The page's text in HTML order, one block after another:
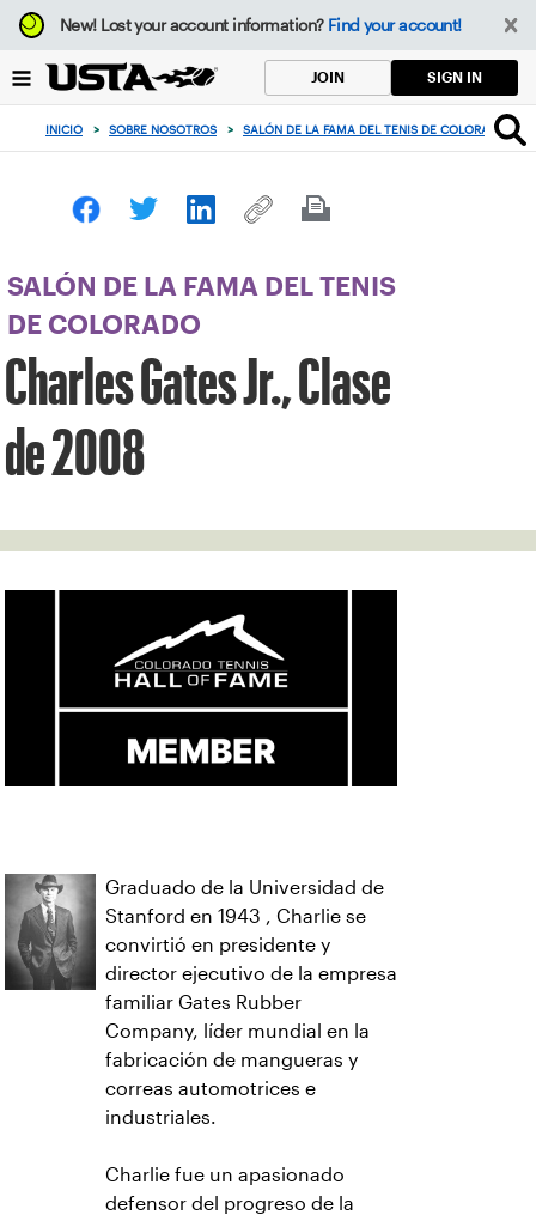
Enfoque
desde
botón
volver
principio
New!Lost your account information? Find your account!
JOIN SIGN IN
INICIO > SOBRE NOSOTROS > SALÓN DE LA FAMA DEL TENIS DE COLORADO >
SALÓN DE LA FAMA DEL TENIS
DE COLORADO
Charles Gates Jr., Clase
de 2008
Graduado de la Universidad de
Stanford en 1943 , Charlie se
convirtió en presidente y
director ejecutivo de la empresa
familiar Gates Rubber
Company, líder mundial en la
fabricación de mangueras y
correas automotrices e
industriales.
Charlie fue un apasionado
defensor del progreso de la